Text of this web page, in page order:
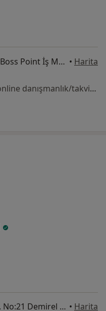
Güvenevler Mah. 1914 Sk. Boss Point İş Merkezi B Blok 1/1, 33150 Yenişehir/Mersin, Mersin • Harita
Bu uzman ilgili adres için online danışmanlık/takvim sunmuyor.
Şehitmustafa mh 3522. Sk. No:21 Demirel apt Kapı no:4, Mersin • Harita